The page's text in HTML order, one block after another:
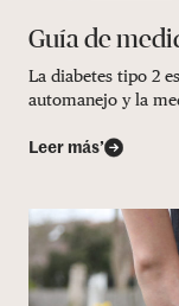
Guía de
La diabetes tipo 2
automanejo y la
Leer más’